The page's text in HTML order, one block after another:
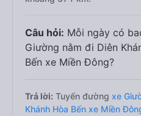
Câu hỏi: Mỗi ngày có
Giường nằm đi Diên
Bến xe Miền Đông?
Trả lời: Tuyến đường xe
Khánh Hòa Bến xe Miền